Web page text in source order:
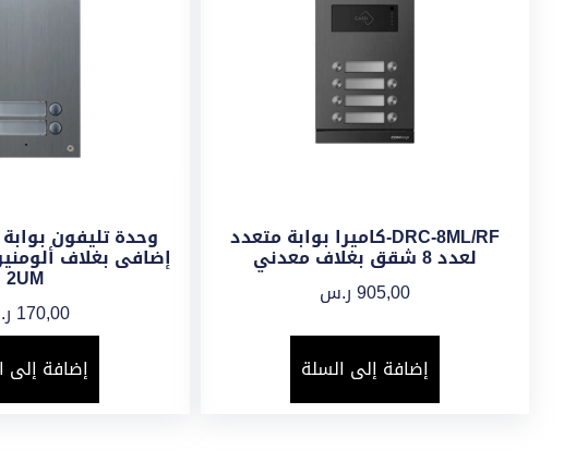
DRC-8ML/RF-كاميرا بوابة متعدد
لعدد 8 شقق بغلاف معدني
905,00ر.س
إضافة إلى السلة
وحدة تليفون
2UM
170,00
إضافة إلى